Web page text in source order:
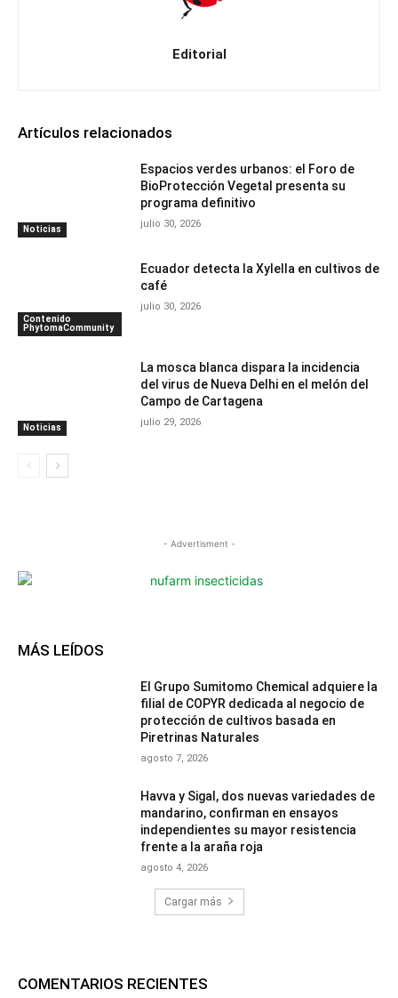
Editorial
Artículos relacionados
Noticias
Espacios verdes urbanos: el Foro de
BioProtección Vegetal presenta su
programa definitivo
julio 30, 2026
Contenido
PhytomaCommunity
Ecuador detecta la Xylella en cultivos de
café
julio 30, 2026
Noticias
La mosca blanca dispara la incidencia
del virus de Nueva Delhi en el melón del
Campo de Cartagena
julio 29, 2026
- Advertisment -
MÁS LEÍDOS
El Grupo Sumitomo Chemical adquiere la
filial de COPYR dedicada al negocio de
protección de cultivos basada en
Piretrinas Naturales
agosto 7, 2026
Havva y Sigal, dos nuevas variedades de
mandarino, confirman en ensayos
independientes su mayor resistencia
frente a la araña roja
agosto 4, 2026
Cargar más
COMENTARIOS RECIENTES